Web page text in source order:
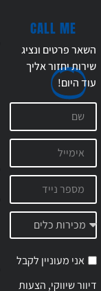
CALL ME
השאר פרטים ונציג
שירות יחזור אליך
עודהיום!
אני מעוניין לקבל
דיוור שיווקי, הצעות